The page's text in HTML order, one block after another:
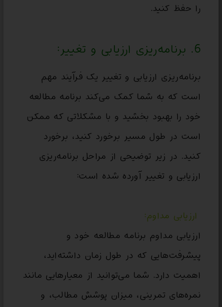
را حفظ کنید.
6. برنامه‌ریزی ارزیابی و تغییر:
برنامه‌ریزی ارزیابی و تغییر یک فرآیند مهم
است که به شما کمک می‌کند برنامه مطالعه
خود را بهبود بخشید و با مشکلاتی که ممکن
است در طول مسیر برخورد کنید، برخورد
کنید. در زیر توضیحی از مراحل برنامه‌ریزی
ارزیابی و تغییر آورده شده است:
ارزیابی مداوم:
ارزیابی مداوم برنامه مطالعه خود و
پیشرفت‌هایی که در طول زمان داشته‌اید،
اهمیت دارد. شما می‌توانید از معیارهایی مانند
نمره‌های تمرینی، میزان پوشش مطالب، و